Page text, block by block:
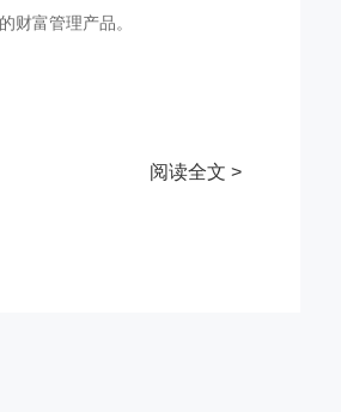
财富管理产品。
阅读全文 >